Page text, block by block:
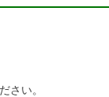
さい。